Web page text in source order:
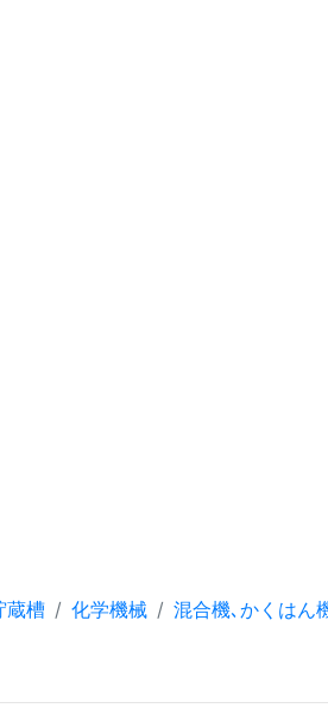
蔵槽 化学機械 混合機､かくはん